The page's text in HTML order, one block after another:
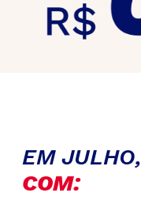
EM JULHO,
COM: